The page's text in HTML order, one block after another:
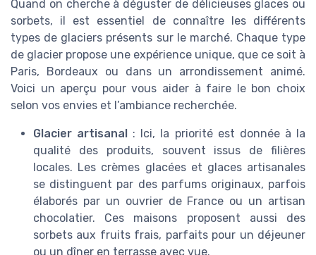
Quand on cherche à déguster de délicieuses glaces ou
sorbets, il est essentiel de connaître les différents
types de glaciers présents sur le marché. Chaque type
de glacier propose une expérience unique, que ce soit à
Paris, Bordeaux ou dans un arrondissement animé.
Voici un aperçu pour vous aider à faire le bon choix
selon vos envies et l’ambiance recherchée.
Glacier artisanal : Ici, la priorité est donnée à la
qualité des produits, souvent issus de filières
locales. Les crèmes glacées et glaces artisanales
se distinguent par des parfums originaux, parfois
élaborés par un ouvrier de France ou un artisan
chocolatier. Ces maisons proposent aussi des
sorbets aux fruits frais, parfaits pour un déjeuner
ou un dîner en terrasse avec vue.